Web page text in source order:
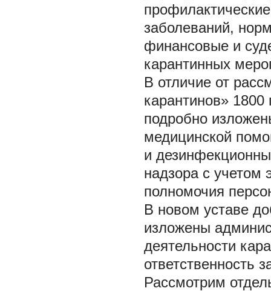
заболеваний,
финансовые и
карантинных
В отличие от
карантинов» 1800
подробно
медицинской
и
надзора с учетом
полномочия
В новом уставе
изложены
деятельности
ответственность
Рассмотрим